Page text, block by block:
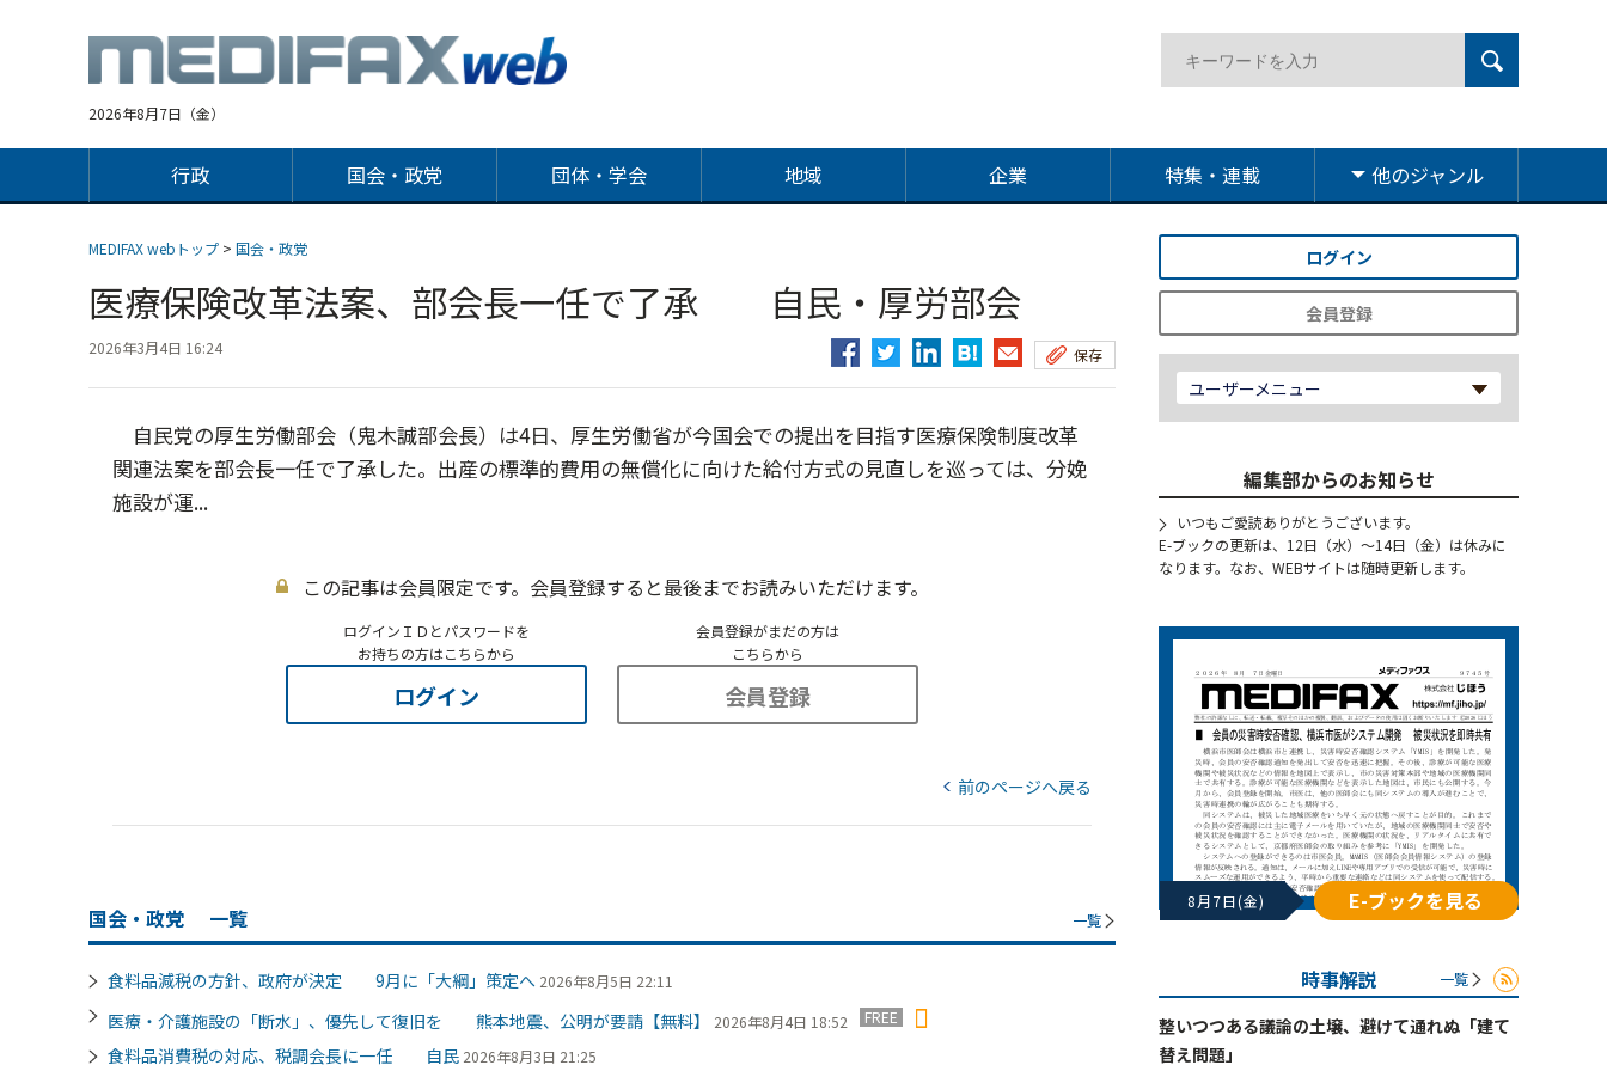
2026年8月7日（金）
行政 国会・政党 団体・学会 地域 企業 特集・連載 他のジャンル
MEDIFAX webトップ > 国会・政党
医療保険改革法案、部会長一任で了承 自民・厚労部会
2026年3月4日 16:24 保存
自民党の厚生労働部会（鬼木誠部会長）は4日、厚生労働省が今国会での提出を目指す医療保険制度改革
関連法案を部会長一任で了承した。出産の標準的費用の無償化に向けた給付方式の見直しを巡っては、分娩
施設が運...
この記事は会員限定です。会員登録すると最後までお読みいただけます。
ログインＩＤとパスワードを
お持ちの方はこちらから
ログイン
会員登録がまだの方は
こちらから
会員登録
前のページへ戻る
国会・政党 一覧 一覧
食料品減税の方針、政府が決定 9月に「大綱」策定へ 2026年8月5日 22:11
医療・介護施設の「断水」、優先して復旧を 熊本地震、公明が要請【無料】 2026年8月4日 18:52 FREE
食料品消費税の対応、税調会長に一任 自民 2026年8月3日 21:25
ログイン
会員登録
ユーザーメニュー
編集部からのお知らせ
いつもご愛読ありがとうございます。
E-ブックの更新は、12日（水）～14日（金）は休みに
なります。なお、WEBサイトは随時更新します。
8月7日(金) E-ブックを見る
時事解説 一覧
整いつつある議論の土壌、避けて通れぬ「建て
替え問題」